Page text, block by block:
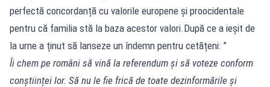
perfectă concordanță cu valorile europene și proocidentale
pentru că familia stă la baza acestor valori.După ce a ieșit de
la urne a ținut să lanseze un îndemn pentru cetățeni: ”
Îi chem pe români să vină la referendum și să voteze conform
conștiinței lor. Să nu le fie frică de toate dezinformările și